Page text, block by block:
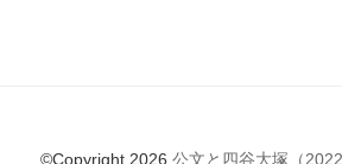
©Copyright 2026 公文と四谷大塚（